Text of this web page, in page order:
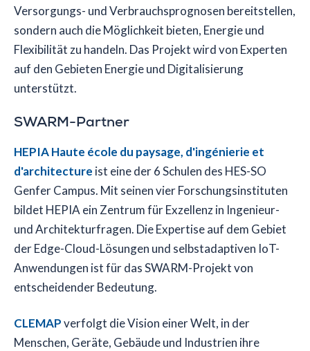
Versorgungs- und Verbrauchsprognosen bereitstellen,
sondern auch die Möglichkeit bieten, Energie und
Flexibilität zu handeln. Das Projekt wird von Experten
auf den Gebieten Energie und Digitalisierung
unterstützt.
SWARM-Partner
HEPIA Haute école du paysage, d'ingénierie et
d'architecture ist eine der 6 Schulen des HES-SO
Genfer Campus. Mit seinen vier Forschungsinstituten
bildet HEPIA ein Zentrum für Exzellenz in Ingenieur-
und Architekturfragen. Die Expertise auf dem Gebiet
der Edge-Cloud-Lösungen und selbstadaptiven IoT-
Anwendungen ist für das SWARM-Projekt von
entscheidender Bedeutung.
CLEMAPverfolgt die Vision einer Welt, in der
Menschen, Geräte, Gebäude und Industrien ihre